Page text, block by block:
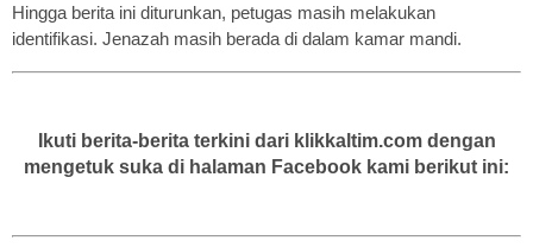
Hingga berita ini diturunkan, petugas masih melakukan
identifikasi. Jenazah masih berada di dalam kamar mandi.
Ikuti berita-berita terkini dari klikkaltim.com dengan
mengetuk suka di halaman Facebook kami berikut ini: